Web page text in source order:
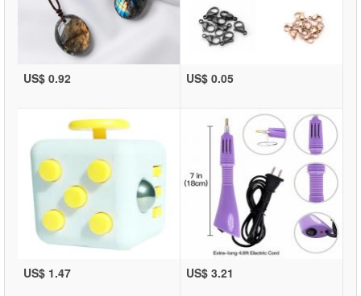
US$ 0.92 US$ 0.05
US$ 1.47 US$ 3.21